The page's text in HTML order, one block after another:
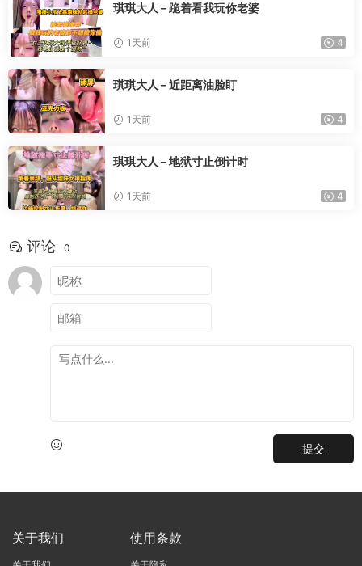
琪琪大人 – 跪着看我玩你老婆
1天前 4
琪琪大人 – 近距离油脸盯
1天前 4
琪琪大人 – 地狱寸止倒计时
1天前 4
评论 0
提交
关于我们 使用条款